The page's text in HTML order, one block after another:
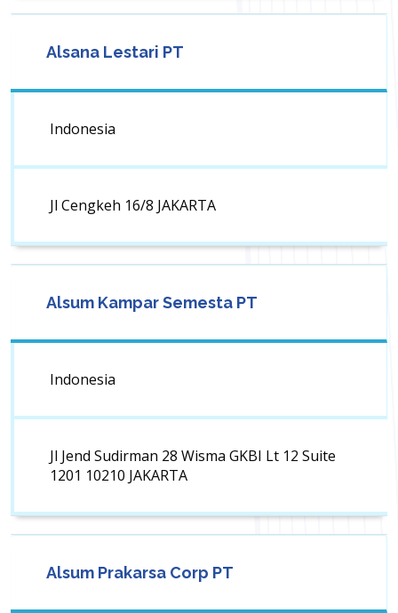
Alsana Lestari PT
Indonesia
Jl Cengkeh 16/8 JAKARTA
Alsum Kampar Semesta PT
Indonesia
Jl Jend Sudirman 28 Wisma GKBI Lt 12 Suite
1201 10210 JAKARTA
Alsum Prakarsa Corp PT